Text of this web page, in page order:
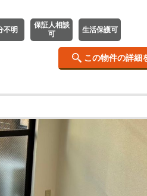
不明
保証人相談
可
生活保護可
この物件の詳細